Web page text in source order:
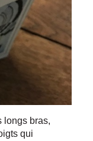
longs bras,
qui